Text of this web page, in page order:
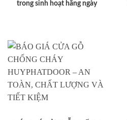
trong sinh hoạt hằng ngày